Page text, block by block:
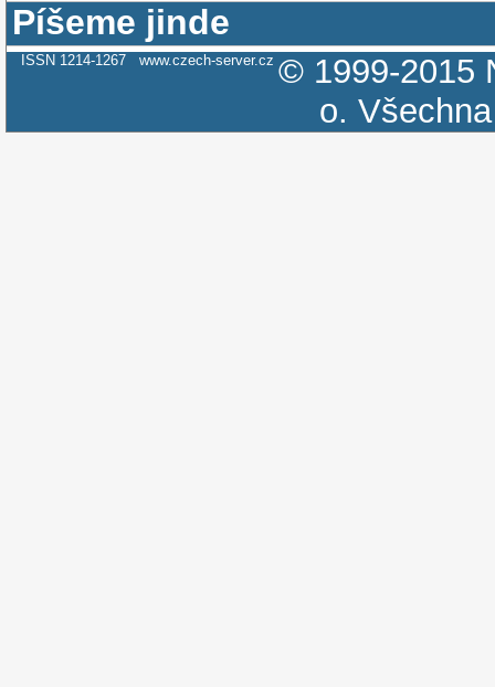
Píšeme jinde
ISSN 1214-1267 www.czech-server.cz © 1999-2015
o.